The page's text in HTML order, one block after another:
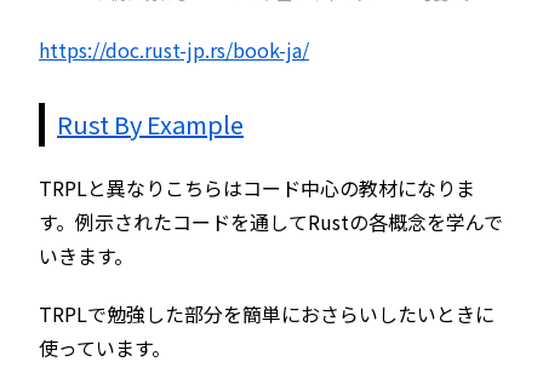
https://doc.rust-jp.rs/book-ja/
Rust By Example
TRPLと異なりこちらはコード中心の教材になりま
す。例示されたコードを通してRustの各概念を学んで
いきます。
TRPLで勉強した部分を簡単におさらいしたいときに
使っています。